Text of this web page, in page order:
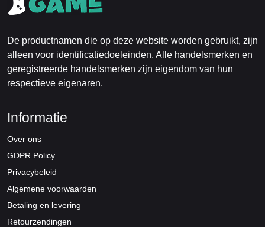
De productnamen die op deze website worden gebruikt, zijn
alleen voor identificatiedoeleinden. Alle handelsmerken en
geregistreerde handelsmerken zijn eigendom van hun
respectieve eigenaren.
Informatie
Over ons
GDPR Policy
Privacybeleid
Algemene voorwaarden
Betaling en levering
Retourzendingen